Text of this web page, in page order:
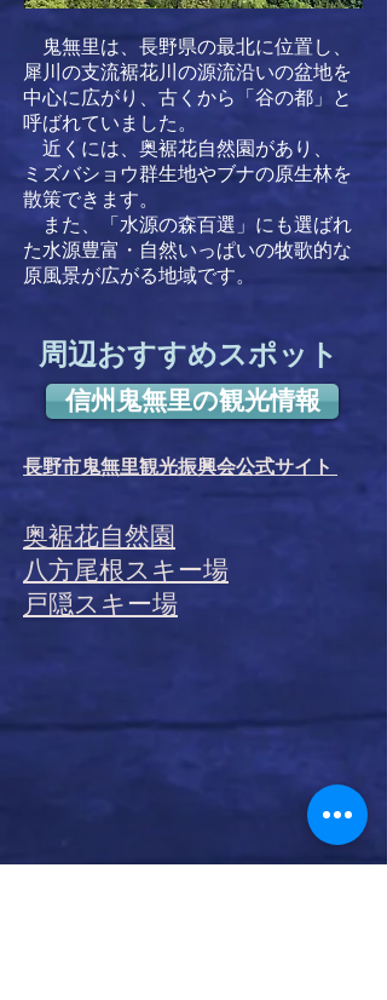
​ 鬼無里は、長野県の最北に位置し、
犀川の支流裾花川の源流沿いの盆地を
中心に広がり、古くから「谷の都」と
呼ばれていました。
​近くには、奥裾花自然園があり、
ミズバショウ群生地やブナの原生林を
散策できます。
また、「水源の森百選」にも選ばれ
た水源豊富・自然いっぱいの牧歌的な
原風景が広がる地域です。
​周辺おすすめスポット
信州鬼無里の観光情報
長野市鬼無里観光振興会公式サイト
奥裾花自然園
八方尾根スキー場
戸隠スキー場